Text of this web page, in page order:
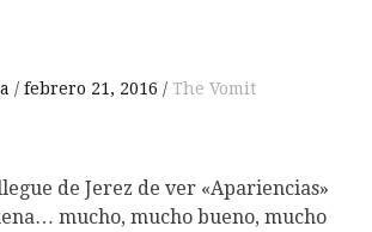
febrero 21, 2016 The Vomit
de Jerez de ver «Apariencias»
mucho, mucho bueno, mucho